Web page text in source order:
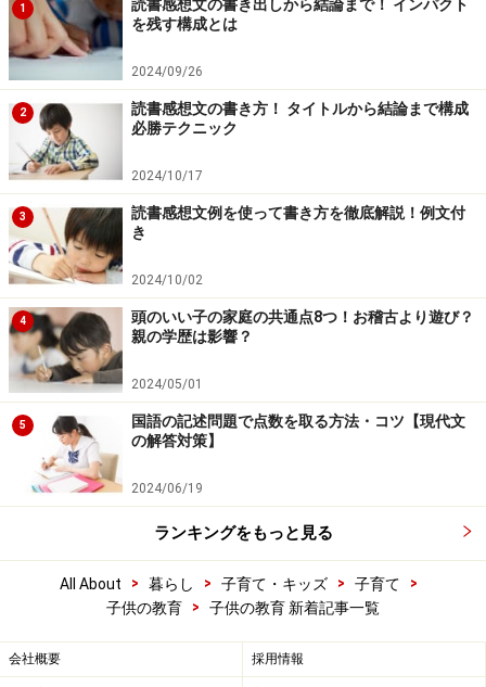
1
読書感想文の書き出しから結論まで！ インパクト
を残す構成とは
2024/09/26
2
読書感想文の書き方！ タイトルから結論まで構成
必勝テクニック
2024/10/17
3
読書感想文例を使って書き方を徹底解説！例文付
き
2024/10/02
4
頭のいい子の家庭の共通点8つ！お稽古より遊び？
親の学歴は影響？
2024/05/01
5
国語の記述問題で点数を取る方法・コツ【現代文
の解答対策】
2024/06/19
ランキングをもっと見る
All About > 暮らし > 子育て・キッズ > 子育て
>
子供の教育
> 子供の教育 新着記事一覧
会社概要 採用情報